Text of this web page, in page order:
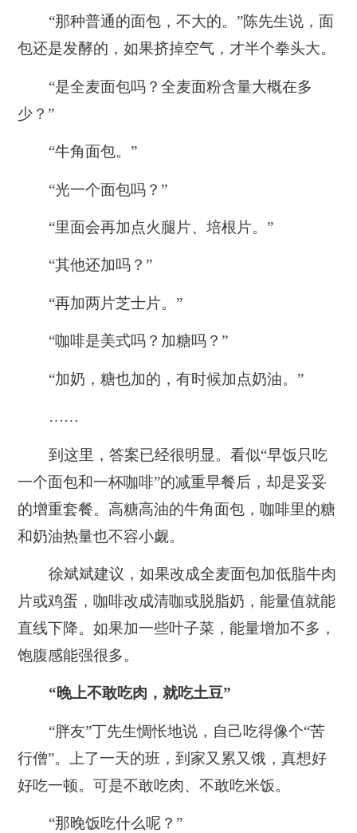
“那种普通的面包，不大的。”陈先生说，面
包还是发酵的，如果挤掉空气，才半个拳头大。
“是全麦面包吗？全麦面粉含量大概在多
少？”
“牛角面包。”
“光一个面包吗？”
“里面会再加点火腿片、培根片。”
“其他还加吗？”
“再加两片芝士片。”
“咖啡是美式吗？加糖吗？”
“加奶，糖也加的，有时候加点奶油。”
……
到这里，答案已经很明显。看似“早饭只吃
一个面包和一杯咖啡”的减重早餐后，却是妥妥
的增重套餐。高糖高油的牛角面包，咖啡里的糖
和奶油热量也不容小觑。
徐斌斌建议，如果改成全麦面包加低脂牛肉
片或鸡蛋，咖啡改成清咖或脱脂奶，能量值就能
直线下降。如果加一些叶子菜，能量增加不多，
饱腹感能强很多。
“晚上不敢吃肉，就吃土豆”
“胖友”丁先生惆怅地说，自己吃得像个“苦
行僧”。上了一天的班，到家又累又饿，真想好
好吃一顿。可是不敢吃肉、不敢吃米饭。
“那晚饭吃什么呢？”